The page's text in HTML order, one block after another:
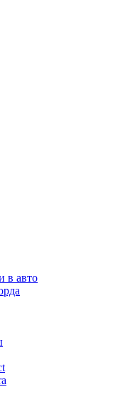
в авто